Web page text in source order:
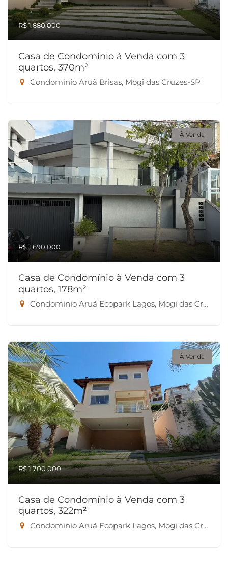
R$ 1.880.000
Casa de Condomínio à Venda com 3
quartos, 370m²
Condomínio Aruã Brisas, Mogi das Cruzes-SP
À Venda
R$ 1.690.000
Casa de Condomínio à Venda com 3
quartos, 178m²
Condominio Aruã Ecopark Lagos, Mogi das Cruzes-SP
À Venda
R$ 1.700.000
Casa de Condomínio à Venda com 3
quartos, 322m²
Condominio Aruã Ecopark Lagos, Mogi das Cruzes-SP